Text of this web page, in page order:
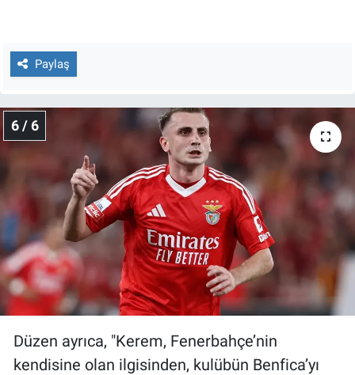
Paylaş
6 / 6
Düzen ayrıca, "Kerem, Fenerbahçe’nin
kendisine olan ilgisinden, kulübün Benfica’yı